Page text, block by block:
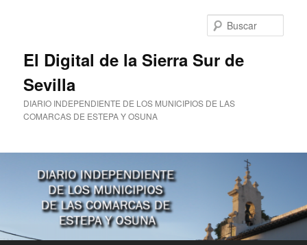
El Digital de la Sierra Sur de
Sevilla
DIARIO INDEPENDIENTE DE LOS MUNICIPIOS DE LAS
COMARCAS DE ESTEPA Y OSUNA